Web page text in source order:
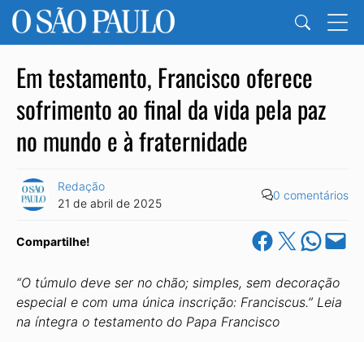
Em testamento, Francisco oferece
sofrimento ao final da vida pela paz
no mundo e à fraternidade
Redação
21 de abril de 2025
0 comentários
Compartilhe! Share on Facebook
Share on X Share on
Email this
“O túmulo deve ser no chão; simples, sem decoração
especial e com uma única inscrição: Franciscus.” Leia
na íntegra o testamento do Papa Francisco